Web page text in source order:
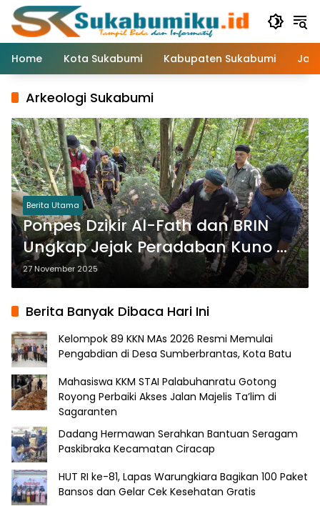
Langsung
konten
Home
Kota Sukabumi Kabupaten Sukabumi
Arkeologi Sukabumi
Berita Utama
Ponpes Dzikir Al-Fath dan BRIN
Ungkap Jejak Peradaban Kuno di
Gunung Tangkil
27 November 2025
Berita Banyak Dibaca Hari Ini
Kelompok 89 KKN MAs 2026 Resmi Memulai
Pengabdian di Desa Sumberbrantas, Kota Batu
Mahasiswa KKM STAI Palabuhanratu Gotong
Royong Perbaiki Akses Jalan Majelis Ta’lim di
Sagaranten
Dadang Hermawan Serahkan Bantuan Seragam
Paskibraka Kecamatan Ciracap
HUT RI ke-81, Lapas Warungkiara Bagikan 100 Paket
Bansos dan Gelar Cek Kesehatan Gratis